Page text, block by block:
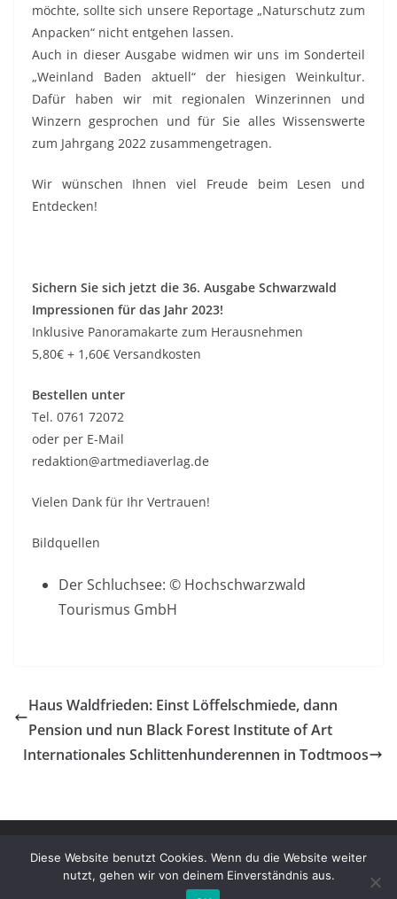
möchte, sollte sich unsere Reportage „Naturschutz zum
Anpacken“ nicht entgehen lassen.
Auch in dieser Ausgabe widmen wir uns im Sonderteil
„Weinland Baden aktuell“ der hiesigen Weinkultur.
Dafür haben wir mit regionalen Winzerinnen und
Winzern gesprochen und für Sie alles Wissenswerte
zum Jahrgang 2022 zusammengetragen.
Wir wünschen Ihnen viel Freude beim Lesen und
Entdecken!
Sichern Sie sich jetzt die 36. Ausgabe Schwarzwald
Impressionen für das Jahr 2023!
Inklusive Panoramakarte zum Herausnehmen
5,80€ + 1,60€ Versandkosten
Bestellen unter
Tel. 0761 72072
oder per E-Mail
redaktion@artmediaverlag.de
Vielen Dank für Ihr Vertrauen!
Bildquellen
Der Schluchsee: © Hochschwarzwald
Tourismus GmbH
Haus Waldfrieden: Einst Löffelschmiede, dann
Pension und nun Black Forest Institute of Art
Internationales Schlittenhunderennen in Todtmoos
Copyright © 2026Magazin Schwarzwald Impressionen. Alle
Rechte vorbehalten.
Diese Website benutzt Cookies. Wenn du die Website weiter
nutzt, gehen wir von deinem Einverständnis aus.